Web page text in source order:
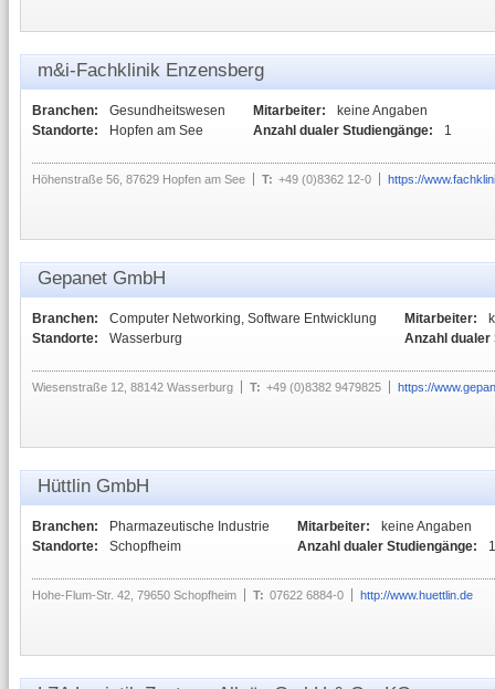
m&i-Fachklinik Enzensberg
Branchen:
Gesundheitswesen
Standorte:
Hopfen am See
Mitarbeiter:
keine Angaben
Anzahl dualer Studiengänge:
1
Höhenstraße 56, 87629 Hopfen am See T: +49 (0)8362 12-0 https://
Gepanet GmbH
Branchen:
Computer Networking, Software Entwicklung
Standorte:
Wasserburg
Mitarbeiter:
Anzahl dualer
Wiesenstraße 12, 88142 Wasserburg T: +49 (0)8382 9479825 https://
Hüttlin GmbH
Branchen:
Pharmazeutische Industrie
Standorte:
Schopfheim
Mitarbeiter:
keine Angaben
Anzahl dualer Studiengänge:
1
Hohe-Flum-Str. 42, 79650 Schopfheim T: 07622 6884-0 http://www.huettlin.de